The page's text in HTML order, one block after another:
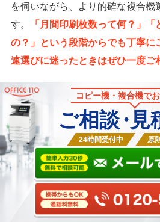
を伺いながら、より的確な複合機
す。
「月間印刷枚数って何？」
の？」という段階からでも丁寧に
速選びに迷ったときはぜひ一度ご
コピー機・複合機で
ご相談・ 見
24時間受付中 原